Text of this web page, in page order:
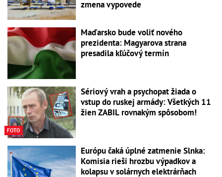
zmena vypovede
Maďarsko bude voliť nového
prezidenta: Magyarova strana
presadila kľúčový termín
FOTO
Sériový vrah a psychopat žiada o
vstup do ruskej armády: Všetkých 11
žien ZABIL rovnakým spôsobom!
Európu čaká úplné zatmenie Slnka:
Komisia rieši hrozbu výpadkov a
kolapsu v solárnych elektrárňach